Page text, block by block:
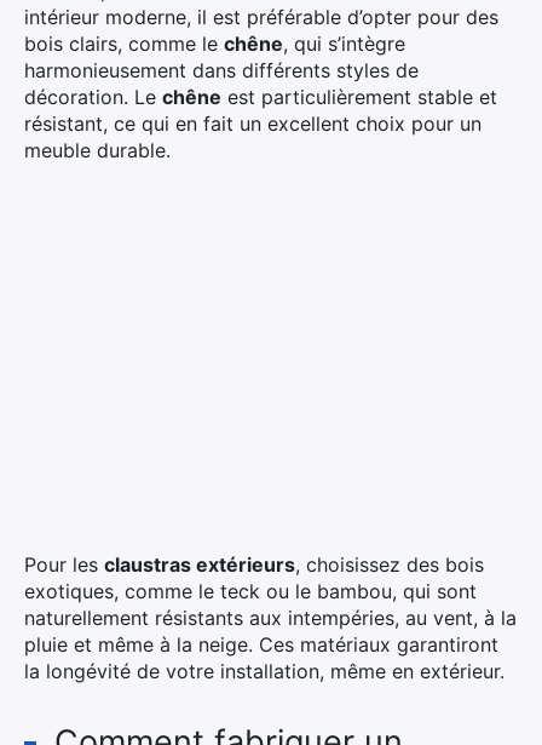
intérieur moderne, il est préférable d’opter pour des
bois clairs, comme le chêne, qui s’intègre
harmonieusement dans différents styles de
décoration. Le chêne est particulièrement stable et
résistant, ce qui en fait un excellent choix pour un
meuble durable.
Pour les claustras extérieurs, choisissez des bois
exotiques, comme le teck ou le bambou, qui sont
naturellement résistants aux intempéries, au vent, à la
pluie et même à la neige. Ces matériaux garantiront
la longévité de votre installation, même en extérieur.